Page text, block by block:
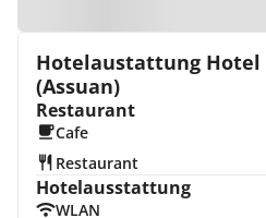
Hotelaustattung Hotel
(Assuan)
Restaurant
Cafe
Restaurant
Hotelausstattung
WLAN